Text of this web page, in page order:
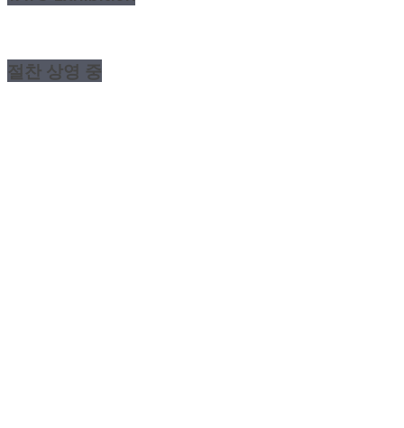
절찬 상영 중